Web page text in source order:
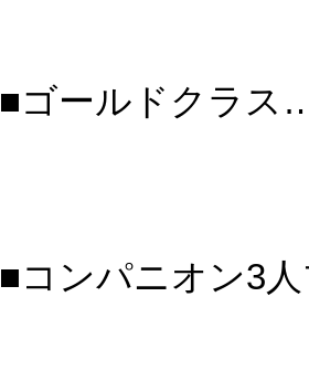
■ゴールドクラス
■コンパニオン3